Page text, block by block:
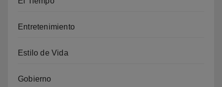
Entretenimiento
Estilo de Vida
Gobierno